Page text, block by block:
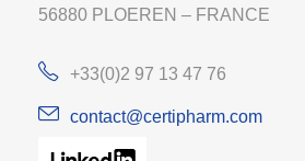
56880 PLOEREN – FRANCE
+33(0)2 97 13 47 76
contact@certipharm.com